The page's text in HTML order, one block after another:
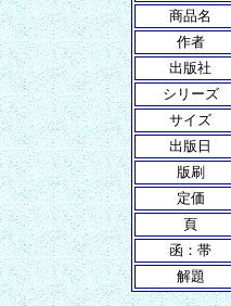
商品名
作者
出版社
シリーズ
サイズ
出版日
版刷
定価
頁
函：帯
解題